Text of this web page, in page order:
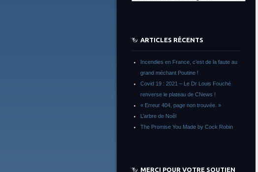
ARTICLES RÉCENTS
Incendies en France, c’est de la faute au
grand méchant Poutine !
Covid 19 : 2021 – Le Dr Louis Fouché
renverse le plateau de CNews !
« Erreur 404, page non trouvée. »
L’arbre de Noêl
The Promise You Made by Cock Robin
MERCI POUR VOTRE SOUTIEN